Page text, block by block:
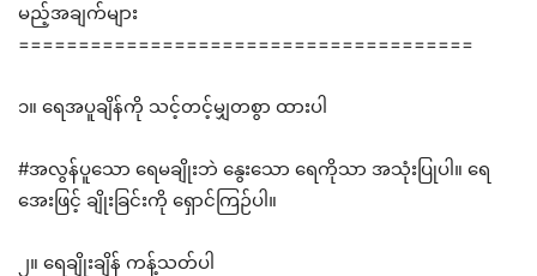
မည့်အချက်များ
======================================
၁။ ရေအပူချိန်ကို သင့်တင့်မျှတစွာ ထားပါ
#အလွန်ပူသော ရေမချိုးဘဲ နွေးသော ရေကိုသာ အသုံးပြုပါ။ ရေ
အေးဖြင့် ချိုးခြင်းကို ရှောင်ကြဉ်ပါ။
၂။ ရေချိုးချိန် ကန့်သတ်ပါ